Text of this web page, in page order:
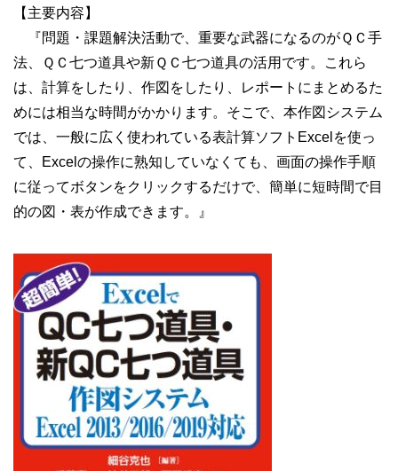
【主要内容】
『問題・課題解決活動で、重要な武器になるのがＱＣ手
法、ＱＣ七つ道具や新ＱＣ七つ道具の活用です。これら
は、計算をしたり、作図をしたり、レポートにまとめるた
めには相当な時間がかかります。そこで、本作図システム
では、一般に広く使われている表計算ソフトExcelを使っ
て、Excelの操作に熟知していなくても、画面の操作手順
に従ってボタンをクリックするだけで、簡単に短時間で目
的の図・表が作成できます。』